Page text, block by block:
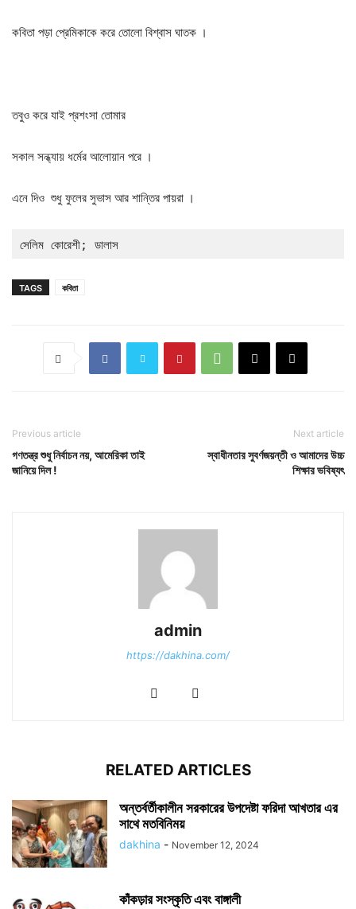
কবিতা পড়া প্রেমিকাকে করে তোলো বিশ্বাস ঘাতক ।
তবুও করে যাই প্রশংসা তোমার
সকাল সন্ধ্যায় ধর্মের আলোয়ান পরে ।
এনে দিও শুধু ফুলের সুভাস আর শান্তির পায়রা ।
সেলিম কোরেশী; ডালাস
TAGS কবিতা
Previous article
গণতন্ত্র শুধু নির্বাচন নয়, আমেরিকা তাই
জানিয়ে দিল !
Next article
স্বাধীনতার সুবর্ণজয়ন্তী ও আমাদের উচ্চ
শিক্ষার ভবিষ্যৎ
admin
https://dakhina.com/
RELATED ARTICLES
অন্তর্বর্তীকালীন সরকারের উপদেষ্টা ফরিদা আখতার এর
সাথে মতবিনিময়
dakhina - November 12, 2024
কাঁকড়ার সংস্কৃতি এবং বাঙ্গালী